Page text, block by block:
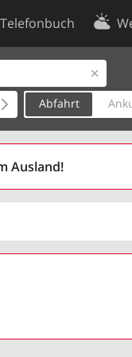
Telefonbuch
Abfahrt
Ausland!
Kontakt